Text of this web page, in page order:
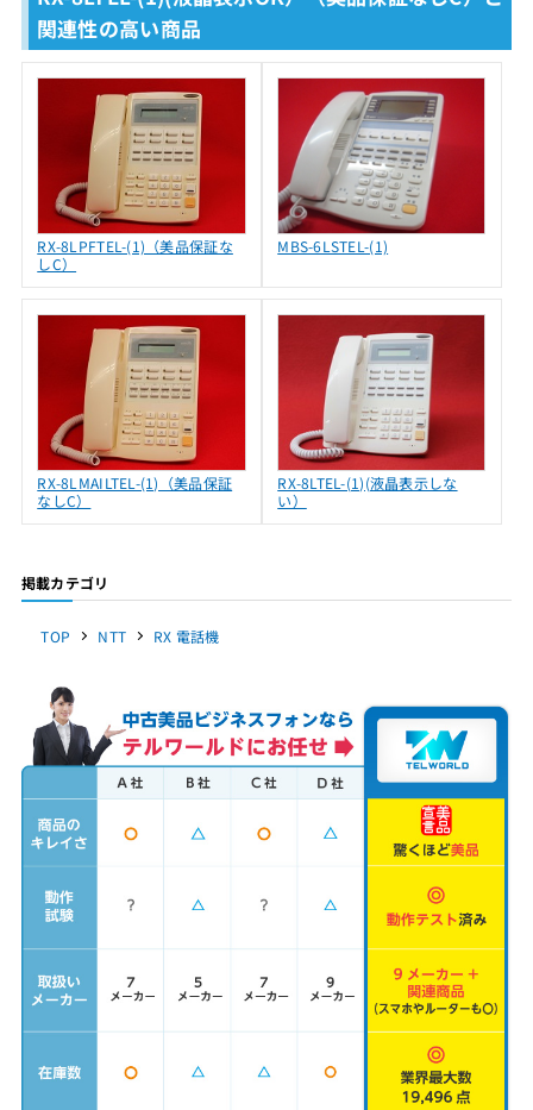
関連性の高い商品
RX-8LPFTEL-(1)（美品保証な
しC）
MBS-6LSTEL-(1)
RX-8LMAILTEL-(1)（美品保証
なしC）
RX-8LTEL-(1)(液晶表示しな
い）
掲載カテゴリ
TOP NTT RX 電話機